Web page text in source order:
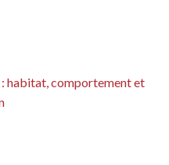
: habitat, comportement et